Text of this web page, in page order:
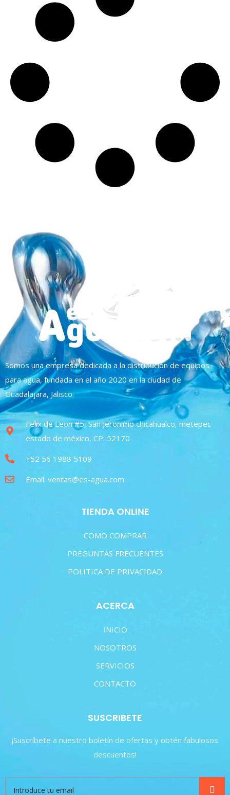
Somos una empresa dedicada a la distribución de equipos
para agua, fundada en el año 2020 en la ciudad de
Guadalajara, Jalisco.
Felix de Leon #5, San Jeronimo chicahualco, metepec
estado de méxico, CP: 52170
+52 56 1988 5109
Email: ventas@es-agua.com
TIENDA ONLINE
COMO COMPRAR
PREGUNTAS FRECUENTES
POLITICA DE PRIVACIDAD
ACERCA
INICIO
NOSOTROS
SERVICIOS
CONTACTO
SUSCRIBETE
¡Suscríbete a nuestro boletín de ofertas y obtén fabulosos
descuentos!